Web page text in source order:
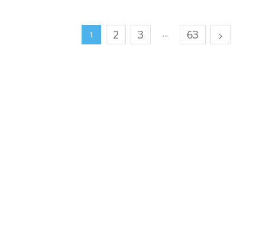
1 2 3 ... 63